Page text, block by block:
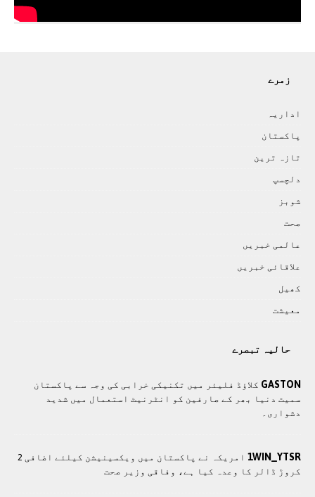
زمرے
اداريہ
پاکستان
تازہ ترين
دلچسپ
شوبز
صحت
عالمی خبريں
علاقائی خبريں
کھيل
معيشت
حالیہ تبصرے
GASTON کلاؤڈ فلیئر میں تکنیکی خرابی کی وجہ سے پاکستان
سمیت دنیا بھر کے صارفین کو انٹرنیٹ استعمال میں شدید
دشواری۔
1WIN_YTSR
امريکہ نے پاکستان میں ویکسینیشن کیلئے اضافی 2
کروڑ ڈالر کا وعدہ کیا ہے، وفاقی وزیر صحت